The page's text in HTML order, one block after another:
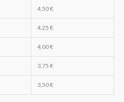
4,50€
4,25€
4,00€
3,75€
3,50€